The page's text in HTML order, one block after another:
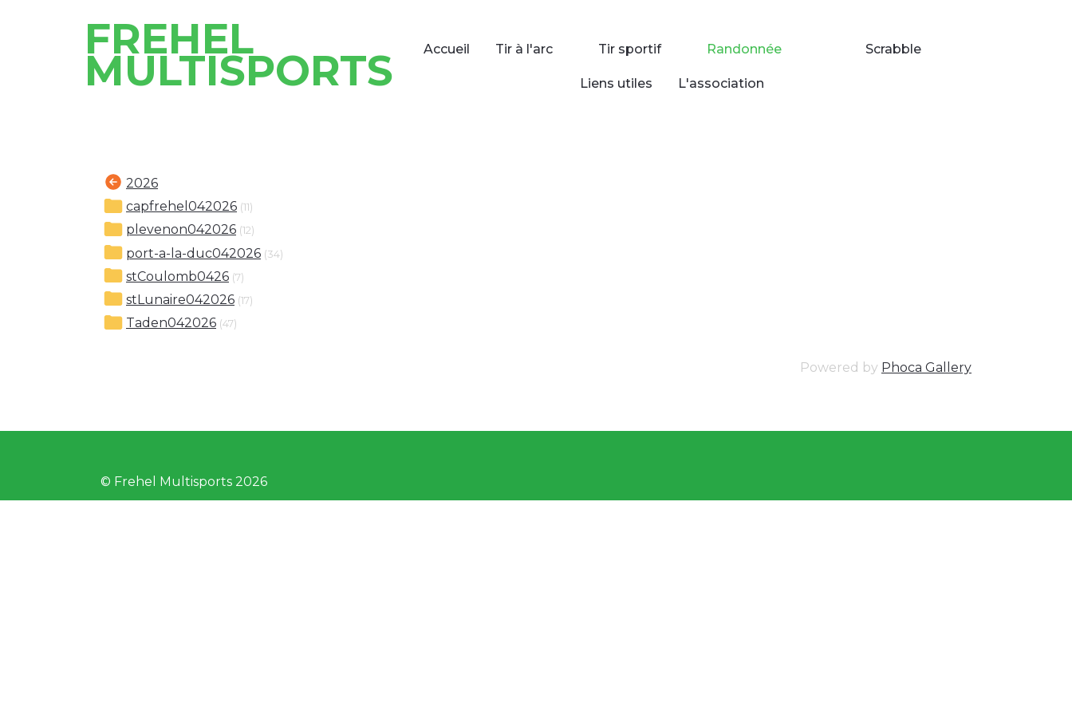
FREHEL
MULTISPORTS Accueil Tir à l'arc Tir sportif Randonnée Scrabble
Liens utiles L'association
2026
capfrehel042026 (11)
plevenon042026 (12)
port-a-la-duc042026 (34)
stCoulomb0426 (7)
stLunaire042026 (17)
Taden042026 (47)
Powered by Phoca Gallery
© Frehel Multisports 2026